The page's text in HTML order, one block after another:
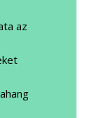
az